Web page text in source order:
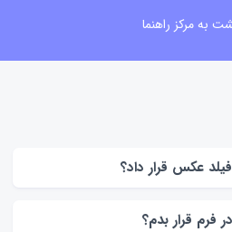
به مرکز راهنما
عکس قرار داد؟
فرم قرار بدم؟